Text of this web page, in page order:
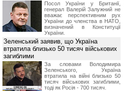
Посол України у Британії,
генерал Валерій Залужний не
вважає перспективним рух
України до членства в НАТО,
визначений в Конституції
України.
Зеленський заявив, що Україна
втратила близько 50 тисяч військових
загиблими
За словами Володимира
Зеленського, Україна
втратила на війні близько 50
тисяч військових загиблими,
тоді як Росія - 700 тисяч.